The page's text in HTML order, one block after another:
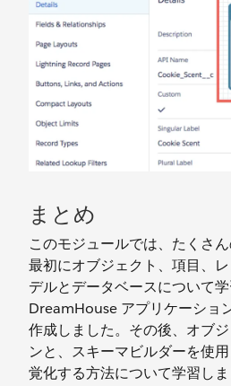
まとめ
このモジュールでは、たくさん
最初にオブジェクト、項目、
デルとデータベースについて
DreamHouse アプリケーショ
作成しました。その後、オブ
ンと、スキーマビルダーを使
覚化する方法について学習しま